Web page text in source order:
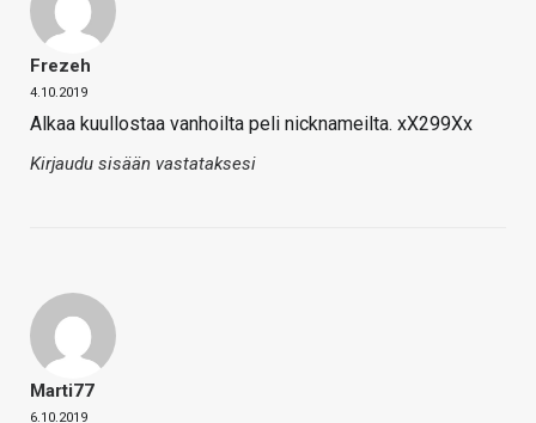
Frezeh
4.10.2019
Alkaa kuullostaa vanhoilta peli nicknameilta. xX299Xx
Kirjaudu sisään vastataksesi
Marti77
6.10.2019